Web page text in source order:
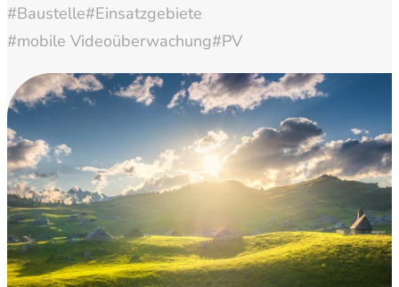
#Baustelle#Einsatzgebiete
#mobile Videoüberwachung#PV